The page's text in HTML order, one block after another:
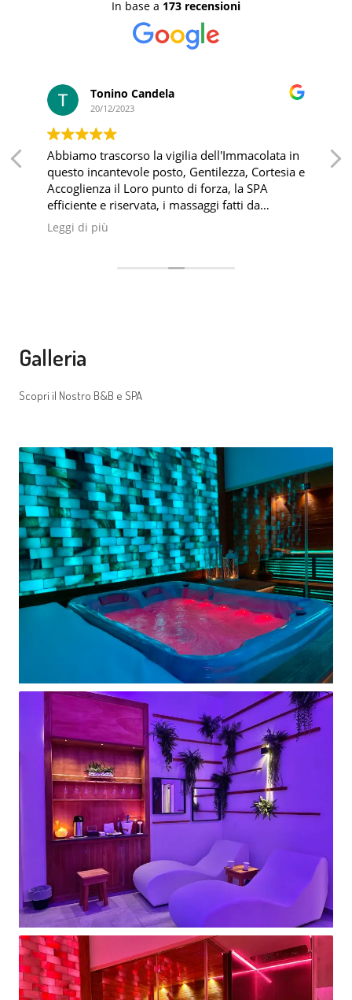
In base a 173 recensioni
Tonino Candela
20/12/2023
Abbiamo trascorso la vigilia dell'Immacolata in
questo incantevole posto, Gentilezza, Cortesia e
Accoglienza il Loro punto di forza, la SPA
efficiente e riservata, i massaggi fatti da
personale professionale, ultima CHICCA la
Colazione fatta in una sala all'ultimo piano con
Leggi di più
Galleria
Scopri il Nostro B&B e SPA